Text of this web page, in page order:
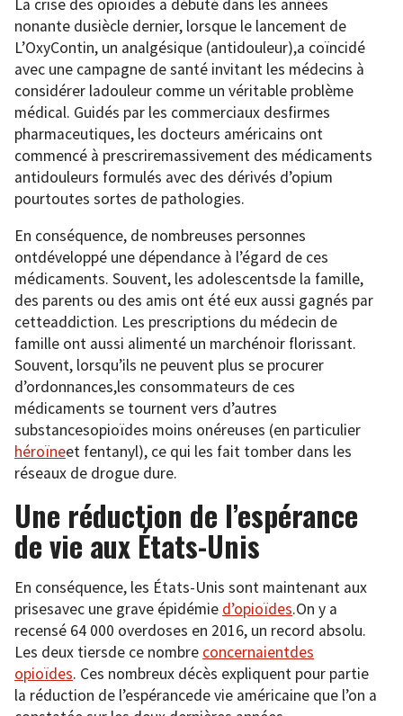
La crise des opioïdes a débuté dans les années
nonante dusiècle dernier, lorsque le lancement de
L’OxyContin, un analgésique (antidouleur),a coïncidé
avec une campagne de santé invitant les médecins à
considérer ladouleur comme un véritable problème
médical. Guidés par les commerciaux desfirmes
pharmaceutiques, les docteurs américains ont
commencé à prescriremassivement des médicaments
antidouleurs formulés avec des dérivés d’opium
pourtoutes sortes de pathologies.
En conséquence, de nombreuses personnes
ontdéveloppé une dépendance à l’égard de ces
médicaments. Souvent, les adolescentsde la famille,
des parents ou des amis ont été eux aussi gagnés par
cetteaddiction. Les prescriptions du médecin de
famille ont aussi alimenté un marchénoir florissant.
Souvent, lorsqu’ils ne peuvent plus se procurer
d’ordonnances,les consommateurs de ces
médicaments se tournent vers d’autres
substancesopioïdes moins onéreuses (en particulier
héroïneet fentanyl), ce qui les fait tomber dans les
réseaux de drogue dure.
Une réduction de l’espérance
de vie aux États-Unis
En conséquence, les États-Unis sont maintenant aux
prisesavec une grave épidémie d’opioïdes.On y a
recensé 64 000 overdoses en 2016, un record absolu.
Les deux tiersde ce nombre concernaientdes
opioïdes. Ces nombreux décès expliquent pour partie
la réduction de l’espérancede vie américaine que l’on a